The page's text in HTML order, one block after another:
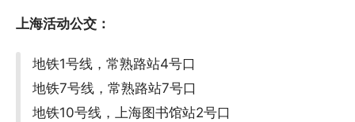
上海活动公交：
地铁1号线，常熟路站4号口
地铁7号线，常熟路站7号口
地铁10号线，上海图书馆站2号口